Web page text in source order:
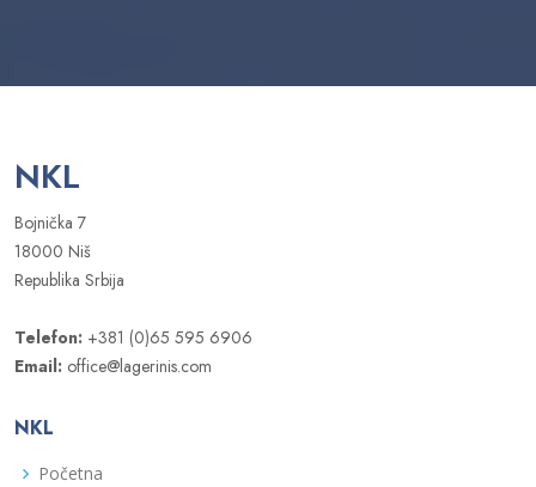
NKL
Bojnička 7
18000 Niš
Republika Srbija
Telefon: +381 (0)65 595 6906
Email: office@lagerinis.com
NKL
Početna